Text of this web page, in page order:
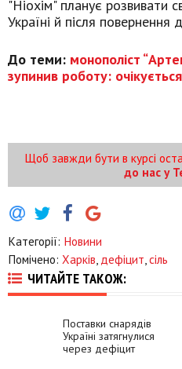
"Ніохім" планує розвивати
Україні й після повернення
До теми: монополіст
зупинив роботу:
Щоб завжди бути в курсі
до нас у
Категорії: Новини
Помічено: Харків дефіцит сіль
ЧИТАЙТЕ ТАКОЖ:
Поставки снарядів
Україні затягнулися
через дефіцит